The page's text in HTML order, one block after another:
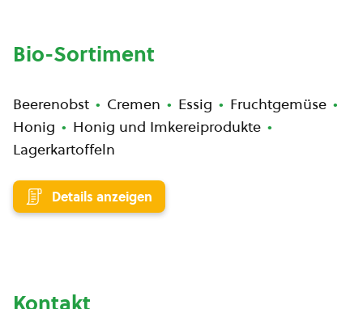
Bio-Sortiment
Beerenobst Cremen Essig
Fruchtgemüse
Honig
Honig und Imkereiprodukte
Lagerkartoffeln
Details anzeigen